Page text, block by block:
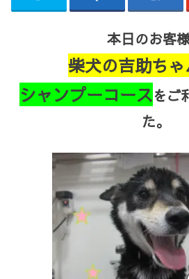
本日のお客
柴犬の吉助ち
シャンプーコースをご
た。